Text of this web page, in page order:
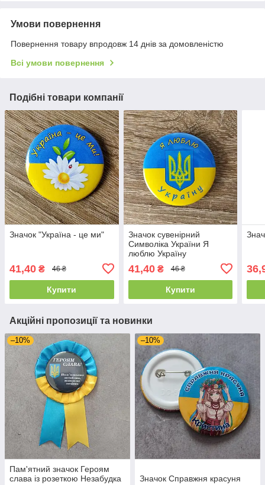
Умови повернення
Повернення товару впродовж 14 днів за домовленістю
Всі умови повернення
Подібні товари компанії
Значок "Україна - це ми"
41,40 ₴ 46 ₴
Купити
Значок сувенірний
Символіка України Я
люблю Україну
41,40₴ 46 ₴
Купити
Акційні пропозиції та новинки
–10%
Пам'ятний значок Героям
слава із розеткою Незабудка
–10%
Значок Справжня красуня